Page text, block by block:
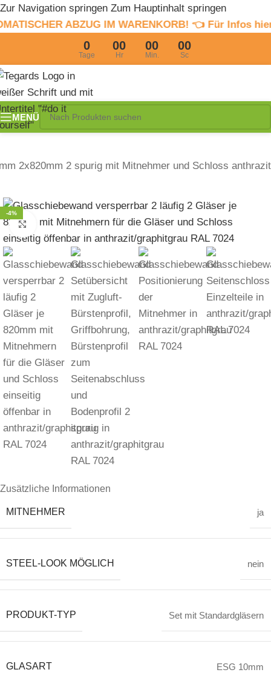
Zur Navigation springen Zum Hauptinhalt springen
IM WARENKORB! 👈 Für Infos hier clicken4%
0
Tage
00
Hr
00
Min.
00
Sc
MENÜ
2x820mm 2 spurig mit Mitnehmer und Schloss anthrazit
-4%
Zum Vergrößern klicken
Zusätzliche Informationen
MITNEHMER ja
STEEL-LOOK MÖGLICH nein
PRODUKT-TYP Set mit Standardgläsern
GLASART ESG 10mm